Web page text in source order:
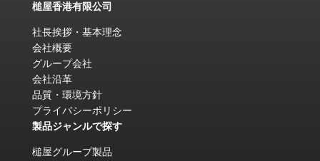
槌屋香港有限公司
社長挨拶・基本理念
会社概要
グループ会社
会社沿革
品質・環境方針
プライバシーポリシー
製品ジャンルで探す
槌屋グループ製品